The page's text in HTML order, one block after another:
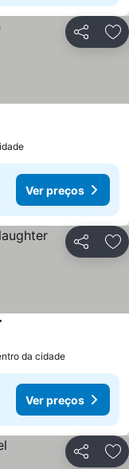
Partilhar
Ver preços
Partilhar
da cidade
Ver preços
Partilhar